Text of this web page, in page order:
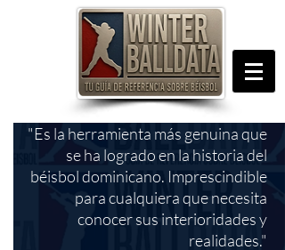
"Es la herramienta más genuina que
se ha logrado en la historia del
béisbol dominicano. Imprescindible
para cualquiera que necesita
conocer sus interioridades y
realidades."